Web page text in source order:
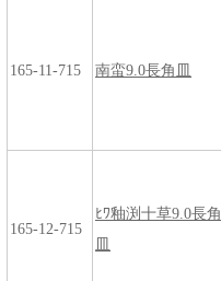
165-11-715 南蛮9.0長角皿
165-12-715
ﾋﾜ釉渕十草9.0長角